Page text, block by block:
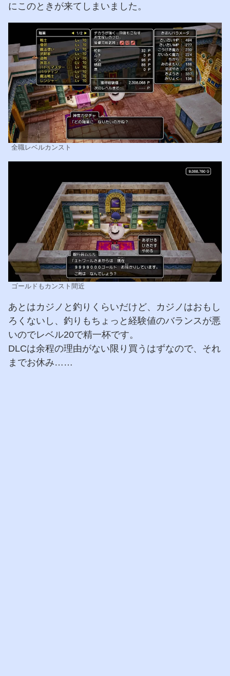
にこのときが来てしまいました。
全職レベルカンスト
ゴールドもカンスト間近
あとはカジノと釣りくらいだけど、カジノはおもし
ろくないし、釣りもちょっと経験値のバランスが悪
いのでレベル20で精一杯です。
DLCは余程の理由がない限り買うはずなので、それ
までお休み……